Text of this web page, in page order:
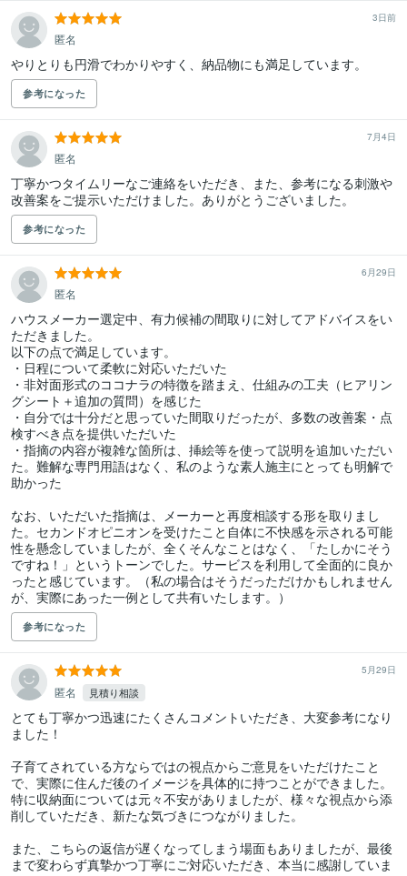
3日前
匿名
やりとりも円滑でわかりやすく、納品物にも満足しています。
参考になった
7月4日
匿名
丁寧かつタイムリーなご連絡をいただき、また、参考になる刺激や
改善案をご提示いただけました。ありがとうございました。
参考になった
6月29日
匿名
ハウスメーカー選定中、有力候補の間取りに対してアドバイスをい
ただきました。
以下の点で満足しています。
・日程について柔軟に対応いただいた
・非対面形式のココナラの特徴を踏まえ、仕組みの工夫（ヒアリン
グシート＋追加の質問）を感じた
・自分では十分だと思っていた間取りだったが、多数の改善案・点
検すべき点を提供いただいた
・指摘の内容が複雑な箇所は、挿絵等を使って説明を追加いただい
た。難解な専門用語はなく、私のような素人施主にとっても明解で
助かった
なお、いただいた指摘は、メーカーと再度相談する形を取りまし
た。セカンドオピニオンを受けたこと自体に不快感を示される可能
性を懸念していましたが、全くそんなことはなく、「たしかにそう
ですね！」というトーンでした。サービスを利用して全面的に良か
ったと感じています。（私の場合はそうだっただけかもしれません
が、実際にあった一例として共有いたします。）
参考になった
5月29日
匿名 見積り相談
とても丁寧かつ迅速にたくさんコメントいただき、大変参考になり
ました！
子育てされている方ならではの視点からご意見をいただけたこと
で、実際に住んだ後のイメージを具体的に持つことができました。
特に収納面については元々不安がありましたが、様々な視点から添
削していただき、新たな気づきにつながりました。
また、こちらの返信が遅くなってしまう場面もありましたが、最後
まで変わらず真摯かつ丁寧にご対応いただき、本当に感謝していま